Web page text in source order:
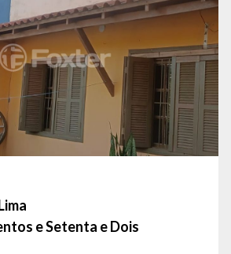
e Setenta e Dois